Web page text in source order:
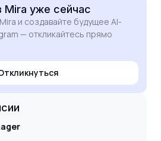
Mira уже сейчас
и создавайте будущее AI-
— откликайтесь прямо